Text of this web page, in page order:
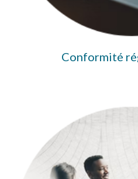
Conformité